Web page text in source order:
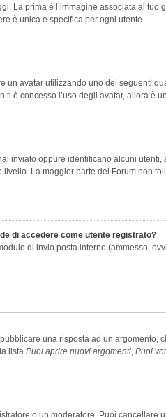
La prima è l’immagine associata al
è unica e specifica per ogni utente.
avatar utilizzando uno dei seguenti
è concesso l’uso degli avatar, allora è
inviato oppure identificano alcuni
La maggior parte dei Forum non
di accedere come utente registrato?
di invio posta interno (ammesso,
una risposta ad un
lista Puoi aprire nuovi argomenti, Puoi
o un moderatore. Puoi